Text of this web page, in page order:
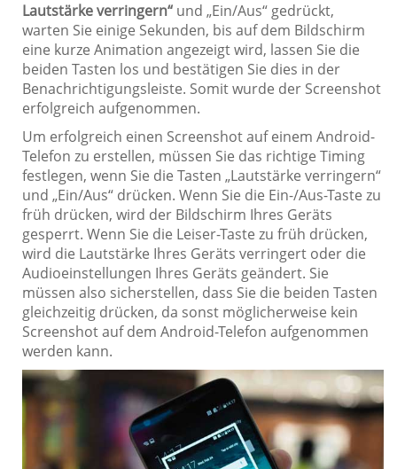
Lautstärkeverringern“ und „Ein/Aus“ gedrückt,
warten Sie einige Sekunden, bis auf dem Bildschirm
eine kurze Animation angezeigt wird, lassen Sie die
beiden Tasten los und bestätigen Sie dies in der
Benachrichtigungsleiste. Somit wurde der Screenshot
erfolgreich aufgenommen.
Um erfolgreich einen Screenshot auf einem Android-
Telefon zu erstellen, müssen Sie das richtige Timing
festlegen, wenn Sie die Tasten „Lautstärke verringern“
und „Ein/Aus“ drücken. Wenn Sie die Ein-/Aus-Taste zu
früh drücken, wird der Bildschirm Ihres Geräts
gesperrt. Wenn Sie die Leiser-Taste zu früh drücken,
wird die Lautstärke Ihres Geräts verringert oder die
Audioeinstellungen Ihres Geräts geändert. Sie
müssen also sicherstellen, dass Sie die beiden Tasten
gleichzeitig drücken, da sonst möglicherweise kein
Screenshot auf dem Android-Telefon aufgenommen
werden kann.